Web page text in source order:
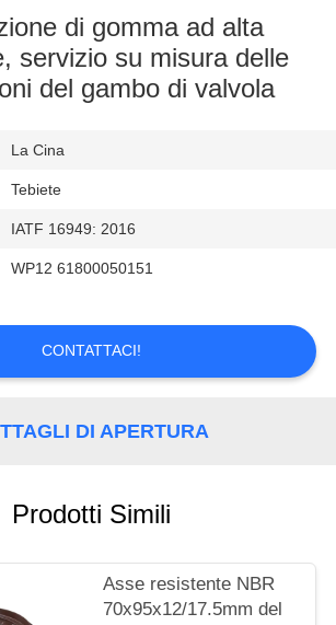
di gomma ad alta
servizio su misura delle
del gambo di valvola
La Cina
Tebiete
IATF 16949: 2016
WP12 61800050151
CONTATTACI!
DI APERTURA
Prodotti Simili
Asse resistente NBR
70x95x12/17.5mm del